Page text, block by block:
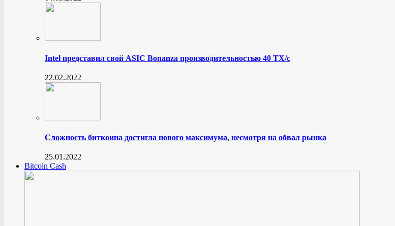
Intel представил свой ASIC Bonanza производительностью 40 ТХ/с
22.02.2022
Сложность биткоина достигла нового максимума, несмотря на обвал рынка
25.01.2022
Bitcoin Cash